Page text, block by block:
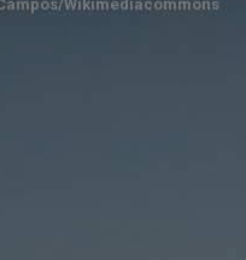
Wikimediacommons